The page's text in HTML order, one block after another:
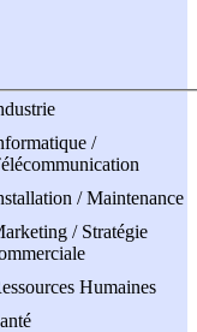
/
/ Maintenance
/ Stratégie
Humaines